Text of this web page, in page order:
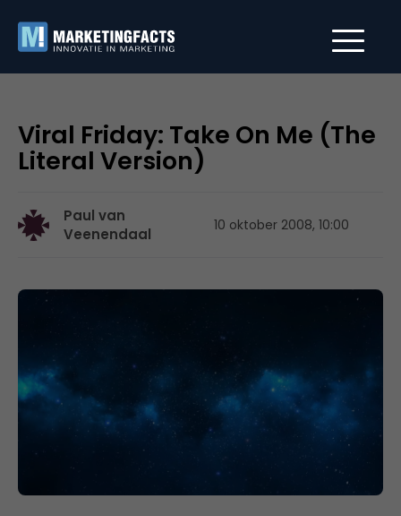
Viral Friday: Take On Me (The
Literal Version)
Paul van
Veenendaal
10 oktober 2008, 10:00